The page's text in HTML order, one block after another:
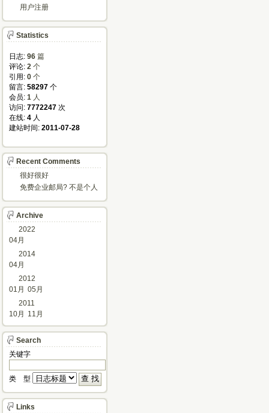
用户注册
Statistics
日志: 96 篇
评论: 2 个
引用: 0 个
留言: 58297 个
会员: 1 人
访问: 7772247 次
在线: 4 人
建站时间: 2011-07-28
Recent Comments
很好很好
免费企业邮局? 不是个人
Archive
2022
04月
2014
04月
2012
01月 05月
2011
10月
11月
Search
关键字
类 型
Links